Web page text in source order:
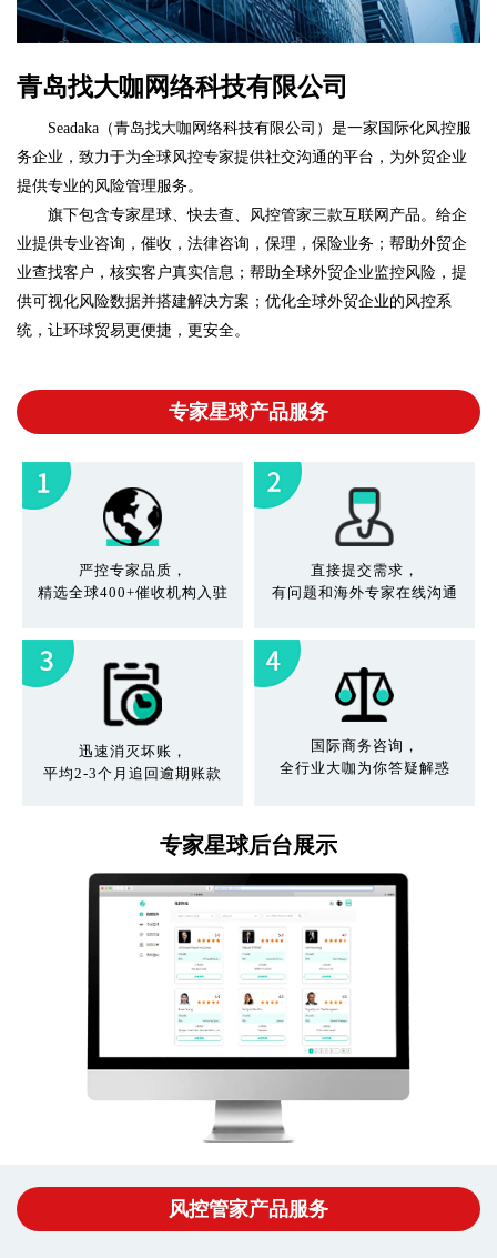
青岛找大咖网络科技有限公司
Seadaka（青岛找大咖网络科技有限公司）是一家国际化风控服
务企业，致力于为全球风控专家提供社交沟通的平台，为外贸企业
提供专业的风险管理服务。
旗下包含专家星球、快去查、风控管家三款互联网产品。给企
业提供专业咨询，催收，法律咨询，保理，保险业务；帮助外贸企
业查找客户，核实客户真实信息；帮助全球外贸企业监控风险，提
供可视化风险数据并搭建解决方案；优化全球外贸企业的风控系
统，让环球贸易更便捷，更安全。
专家星球产品服务
严控专家品质，
精选全球400+催收机构入驻
直接提交需求，
有问题和海外专家在线沟通
迅速消灭坏账，
平均2-3个月追回逾期账款
国际商务咨询，
全行业大咖为你答疑解惑
专家星球后台展示
风控管家产品服务